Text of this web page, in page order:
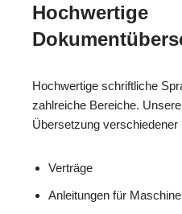
Hochwertige
Hochwertige schriftliche
zahlreiche Bereiche.
Übersetzung
Verträge
Anleitungen für